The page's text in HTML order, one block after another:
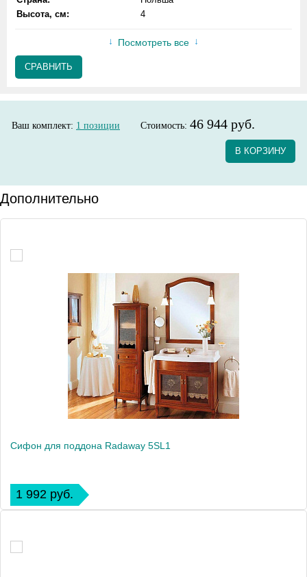
Высота, см:
4
Посмотреть все
СРАВНИТЬ
Ваш комплект: 1 позиции Стоимость: 46 944 руб.
В КОРЗИНУ
Дополнительно
Сифон для поддона Radaway 5SL1
1 992 руб.